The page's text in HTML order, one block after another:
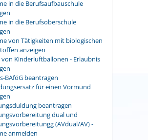
in die Berufsaufbauschule
in die Berufsoberschule
von Tätigkeiten mit biologischen
anzeigen
von Kinderluftballonen - Erlaubnis
BAföG beantragen
für einen Vormund
beantragen
dual und
(AVdual/AV) -
anmelden